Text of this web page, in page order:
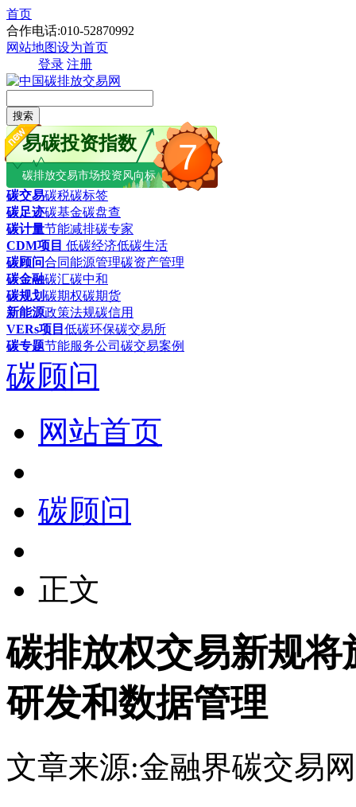
首页
合作电话:010-52870992
网站地图设为首页
登录 注册
搜索
7
易碳投资指数
碳排放交易市场投资风向标
碳交易碳税碳标签
碳足迹碳基金碳盘查
碳计量节能减排碳专家
CDM项目 低碳经济低碳生活
碳顾问合同能源管理碳资产管理
碳金融碳汇碳中和
碳规划碳期权碳期货
新能源政策法规碳信用
VERs项目 低碳环保碳交易所
碳专题节能服务公司 碳交易案例
碳顾问
网站首页
碳顾问
正文
碳排放权交易新规
研发和数据管理
文章来源:金融界碳交易网